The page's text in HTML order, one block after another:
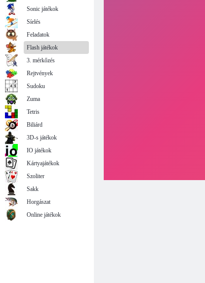
Sonic játékok
Síelés
Feladatok
Flash játékok
3. mérkőzés
Rejtvények
Sudoku
Zuma
Tetris
Biliárd
3D-s játékok
IO játékok
Kártyajátékok
Szoliter
Sakk
Horgászat
Online játékok